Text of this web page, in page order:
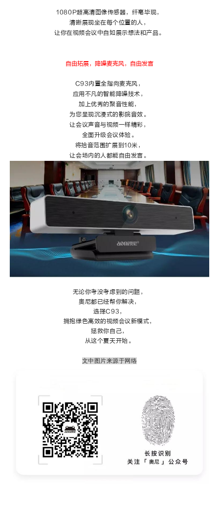
1080P超高清图像传感器，纤毫毕现，
清晰展现坐在每个位置的人，
让你在视频会议中自如展示想法和产品。
自由拓展，降噪麦克风，自由发言
C93内置全指向麦克风，
应用不凡的智能降噪技术，
加上优秀的聚音性能，
为您呈现沉浸式的影院音效。
让会议声音与视频一样精彩，
全面升级会议体验。
将拾音范围扩展到10米，
让会场内的人都能自由发言。
无论你考没考虑到的问题，
奥尼都已经帮你解决，
选择C93，
拥抱绿色高效的视频会议新模式，
拯救你自己，
从这个夏天开始。
文中图片来源于网络